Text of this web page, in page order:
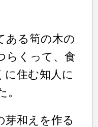
ある筍の木の
らくって、食
に住む知人に
芽和えを作る